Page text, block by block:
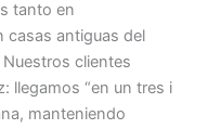
tanto en
casas antiguas del
clientes
llegamos “en un tres i
manteniendo